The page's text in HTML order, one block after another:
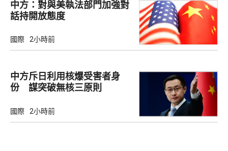
中方：對與美執法部門加強對
話持開放態度
國際 2小時前
中方斥日利用核爆受害者身
份 謀突破無核三原則
國際 2小時前